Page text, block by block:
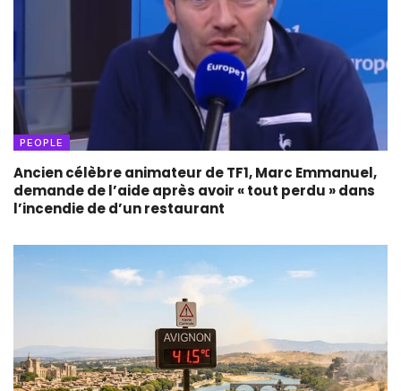
PEOPLE
Ancien célèbre animateur de TF1, Marc Emmanuel,
demande de l’aide après avoir « tout perdu » dans
l’incendie de d’un restaurant